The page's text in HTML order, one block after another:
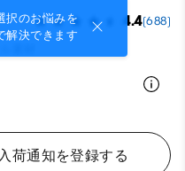
択のお悩みを
解決できます
4.4(688)
荷通知を登録する